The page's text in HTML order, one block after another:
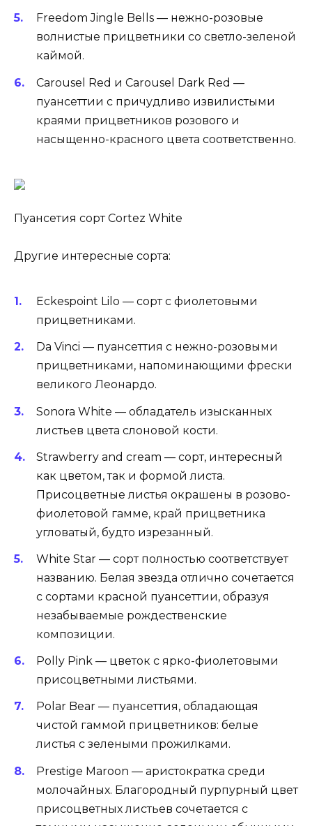
Freedom Jingle Bells — нежно-розовые
волнистые прицветники со светло-зеленой
каймой.
Carousel Red и Carousel Dark Red —
пуансеттии с причудливо извилистыми
краями прицветников розового и
насыщенно-красного цвета соответственно.
Пуансетия сорт Cortez White
Другие интересные сорта:
Eckespoint Lilo — сорт с фиолетовыми
прицветниками.
Da Vinci — пуансеттия с нежно-розовыми
прицветниками, напоминающими фрески
великого Леонардо.
Sonora White — обладатель изысканных
листьев цвета слоновой кости.
Strawberry and cream — сорт, интересный
как цветом, так и формой листа.
Присоцветные листья окрашены в розово-
фиолетовой гамме, край прицветника
угловатый, будто изрезанный.
White Star — сорт полностью соответствует
названию. Белая звезда отлично сочетается
с сортами красной пуансеттии, образуя
незабываемые рождественские
композиции.
Polly Pink — цветок с ярко-фиолетовыми
присоцветными листьями.
Polar Bear — пуансеттия, обладающая
чистой гаммой прицветников: белые
листья с зелеными прожилками.
Prestige Maroon — аристократка среди
молочайных. Благородный пурпурный цвет
присоцветных листьев сочетается с